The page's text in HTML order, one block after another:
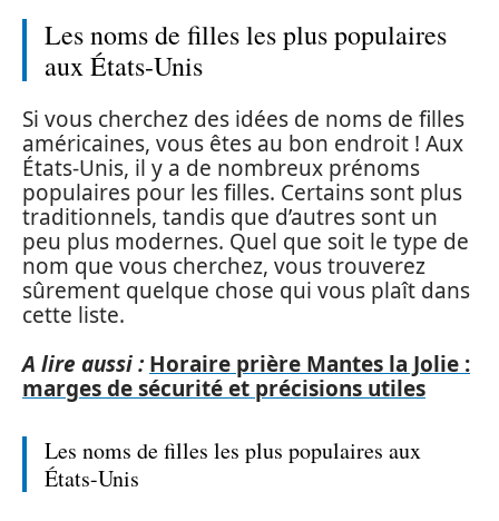
Les noms de filles les plus populaires
aux États-Unis
Si vous cherchez des idées de noms de filles
américaines, vous êtes au bon endroit ! Aux
États-Unis, il y a de nombreux prénoms
populaires pour les filles. Certains sont plus
traditionnels, tandis que d’autres sont un
peu plus modernes. Quel que soit le type de
nom que vous cherchez, vous trouverez
sûrement quelque chose qui vous plaît dans
cette liste.
A lire aussi : Horaire prière Mantes la Jolie :
marges de sécurité et précisions utiles
Les noms de filles les plus populaires aux
États-Unis